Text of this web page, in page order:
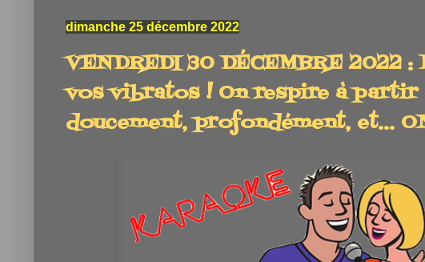
dimanche 25 décembre 2022
VENDREDI 30 DÉCEMBRE 2022
vos vibratos ! On respire à partir
doucement, profondément, et...